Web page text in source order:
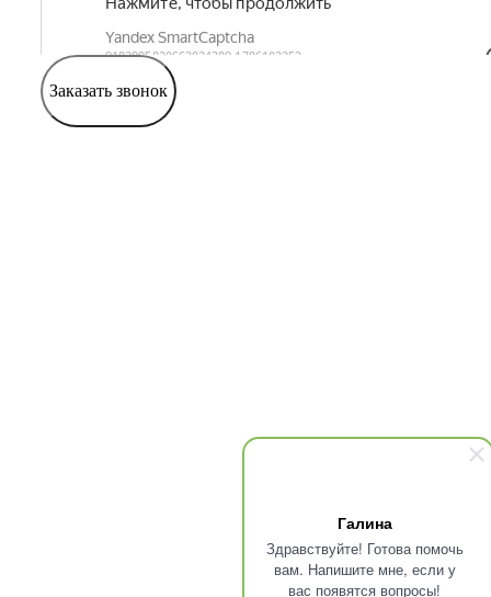
Галина
Здравствуйте! Готова помочь
вам. Напишите мне, если у
вас появятся вопросы!
Заказать звонок